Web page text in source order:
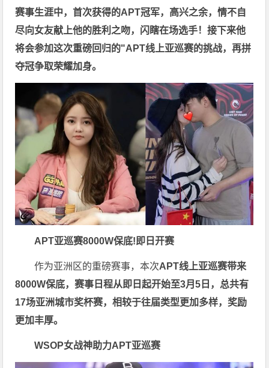
赛事生涯中，首次获得的APT冠军，高兴之余，情不自
尽向女友献上他的胜利之吻，闪瞎在场选手！接下来他
将会参加这次重磅回归的"APT线上亚巡赛的挑战，再拼
夺冠争取荣耀加身。
APT亚巡赛8000W保底!即日开赛
作为亚洲区的重磅赛事，本次APT线上亚巡赛带来
8000W保底，赛事日程从即日起开始至3月5日，总共有
17场亚洲城市奖杯赛，相较于往届类型更加多样，奖励
更加丰厚。
WSOP女战神助力APT亚巡赛